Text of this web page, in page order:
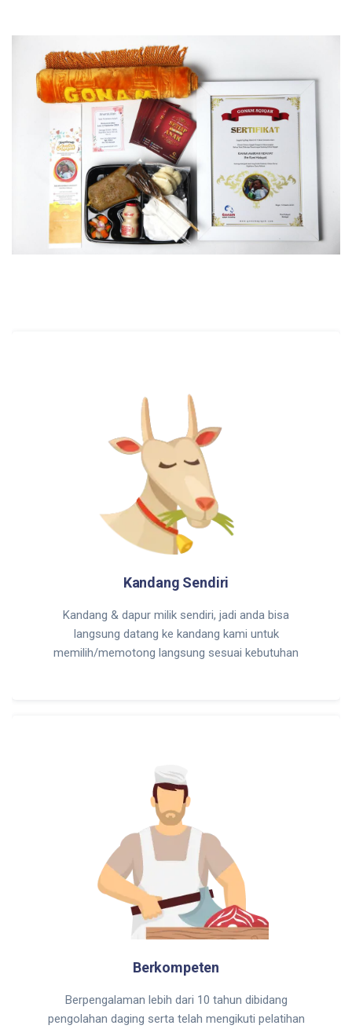
Kandang Sendiri
Kandang & dapur milik sendiri, jadi anda bisa
langsung datang ke kandang kami untuk
memilih/memotong langsung sesuai kebutuhan
Berkompeten
Berpengalaman lebih dari 10 tahun dibidang
pengolahan daging serta telah mengikuti pelatihan